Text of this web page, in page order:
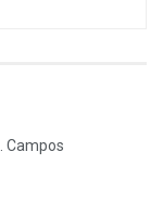
Campos